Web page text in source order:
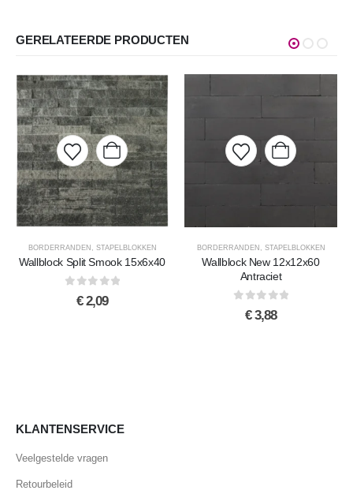
GERELATEERDE PRODUCTEN
BORDERRANDEN STAPELBLOKKEN
Wallblock Split Smook 15x6x40
out of 5
€2,09
BORDERRANDEN STAPELBLOKKEN
Wallblock New 12x12x60
Antraciet
out of 5
€3,88
KLANTENSERVICE
Veelgestelde vragen
Retourbeleid